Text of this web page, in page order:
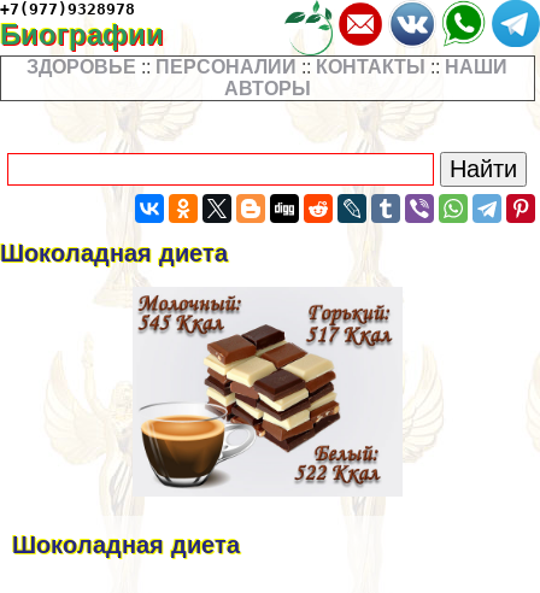
+7(977)9328978
Биографии
ЗДОРОВЬЕ :: ПЕРСОНАЛИИ :: КОНТАКТЫ :: НАШИ
АВТОРЫ
Шоколадная диета
Шоколадная диета